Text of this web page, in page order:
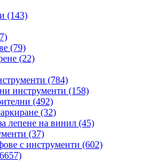
(143)
(79)
(22)
(784)
инструменти (158)
(492)
(32)
лепене на винил (45)
(37)
с инструменти (602)